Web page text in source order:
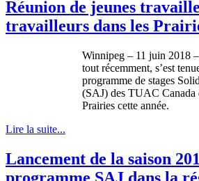
Réunion de jeunes
travailleurs dans les
Winnipeg – 11 juin 2018
tout récemment, s’est
programme de stages
(SAJ) des TUAC Canada
Prairies cette année.
Lire la suite...
Lancement de la saison
programme SAJ dans la